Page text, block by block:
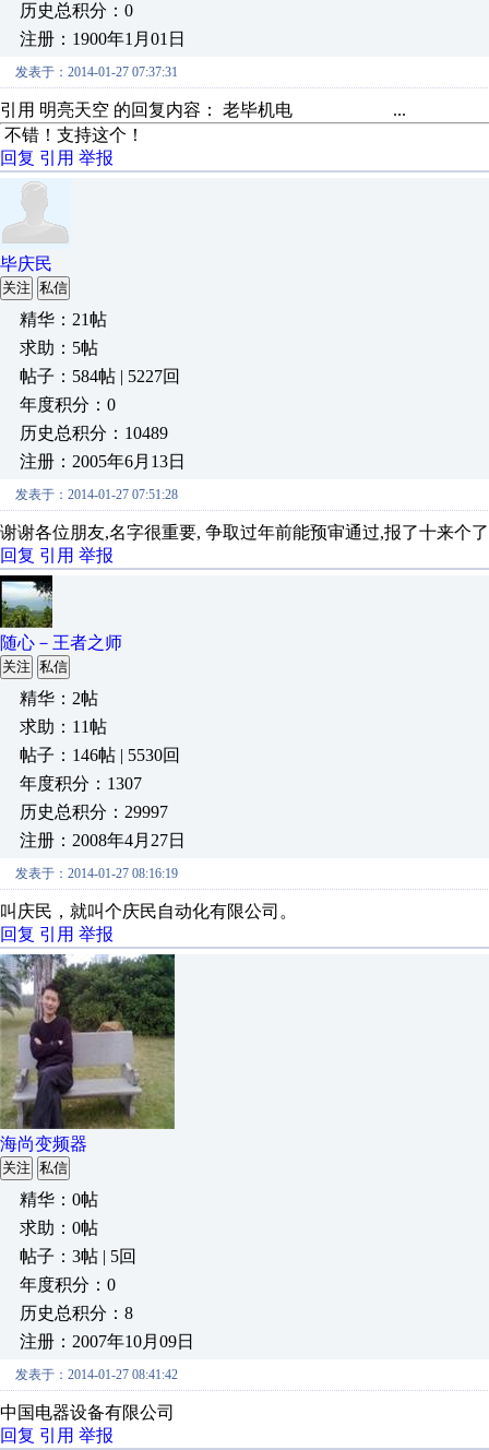
历史总积分：0
注册：1900年1月01日
发表于：2014-01-27 07:37:31
引用 明亮天空 的回复内容： 老毕机电 ...
不错！支持这个！
回复 引用 举报
毕庆民
关注 私信
精华：21帖
求助：5帖
帖子：584帖 | 5227回
年度积分：0
历史总积分：10489
注册：2005年6月13日
发表于：2014-01-27 07:51:28
谢谢各位朋友,名字很重要, 争取过年前能预审通过,报了十来个
回复 引用 举报
随心－王者之师
关注 私信
精华：2帖
求助：11帖
帖子：146帖 | 5530回
年度积分：1307
历史总积分：29997
注册：2008年4月27日
发表于：2014-01-27 08:16:19
叫庆民，就叫个庆民自动化有限公司。
回复 引用 举报
海尚变频器
关注 私信
精华：0帖
求助：0帖
帖子：3帖 | 5回
年度积分：0
历史总积分：8
注册：2007年10月09日
发表于：2014-01-27 08:41:42
中国电器设备有限公司
回复 引用 举报